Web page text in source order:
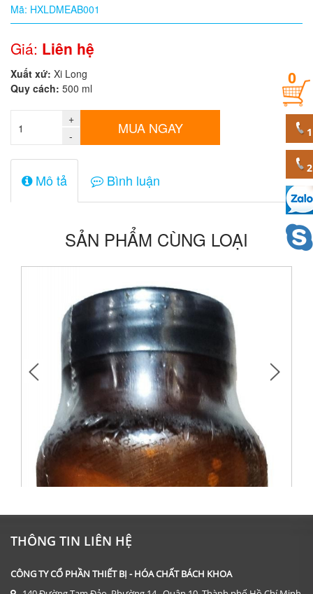
Quy
Giá:
đ
phẩm
0
Mã: HXLDMEAB001
Giá: Liên hệ
Xuất xứ: Xi Long
Quy cách: 500 ml
+
-
MUA NGAY
Mô tả Bình luận
SẢN PHẨM CÙNG LOẠI
THÔNG TIN LIÊN HỆ
CÔNG TY CỔ PHẦN THIẾT BỊ - HÓA CHẤT BÁCH KHOA